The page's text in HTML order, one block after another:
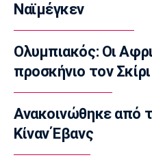
21:30
Super League 1
Στο προσκήνιο για
και Μπέρνλι
21:15
Tα συγχαρητήρια
στην Εβελυν
Ναϊμέγκεν
Ολυμπιακός: Οι
προσκήνιο τον Σκίρι
Ανακοινώθηκε από
Κίναν Έβανς